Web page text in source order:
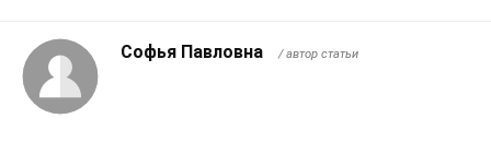
Софья Павловна / автор статьи